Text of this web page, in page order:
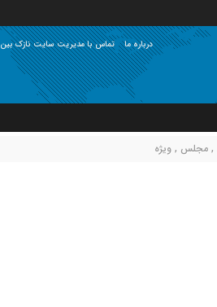
تماس با مدیریت سایت نازک بین درباره ما
, مجلس , ویژه